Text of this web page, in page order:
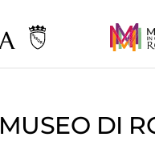
MUSEO DI